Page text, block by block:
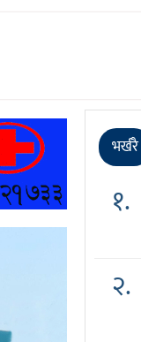
भर्खरै
१.
२.